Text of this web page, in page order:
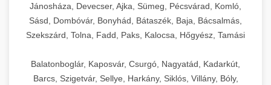
Jánosháza, Devecser, Ajka, Sümeg, Pécsvárad, Komló,
Sásd, Dombóvár, Bonyhád, Bátaszék, Baja, Bácsalmás,
Szekszárd, Tolna, Fadd, Paks, Kalocsa, Hőgyész, Tamási
Balatonboglár, Kaposvár, Csurgó, Nagyatád, Kadarkút,
Barcs, Szigetvár, Sellye, Harkány, Siklós, Villány, Bóly,